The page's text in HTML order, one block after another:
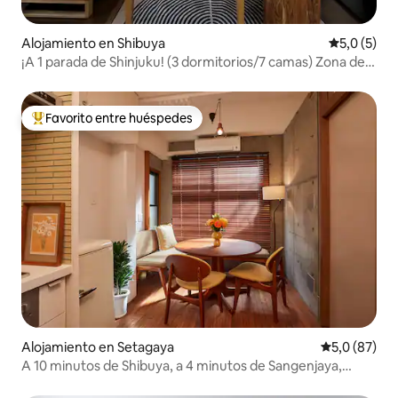
Alojamiento en Shibuya
5,0 (5)
¡A 1 parada de Shinjuku! (3 dormitorios/7 camas) Zona de
Favorito entre los huéspedes más destacados
Favorito entre huéspedes
Alojamiento en Setagaya Calificación
5,0 (87)
A 10 minutos de Shibuya, a 4 minutos de Sangenjaya,